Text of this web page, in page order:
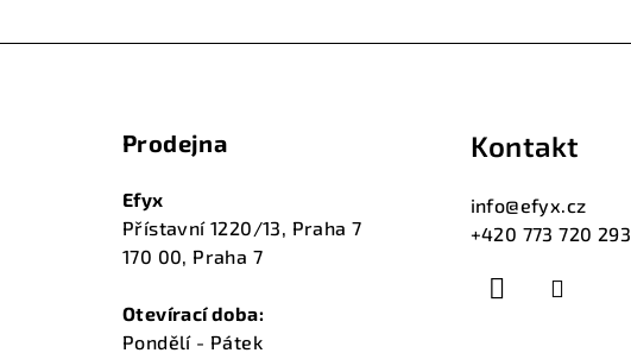
Prodejna
Efyx
Přístavní 1220/13, Praha 7
170 00, Praha 7
Otevírací doba:
Pondělí - Pátek
Kontakt
info@efyx.cz
+420 773 720 293